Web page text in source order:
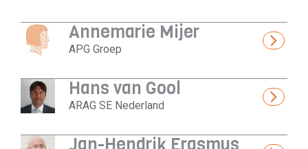
Annemarie Mijer
APG Groep
Hans van Gool
ARAG SE Nederland